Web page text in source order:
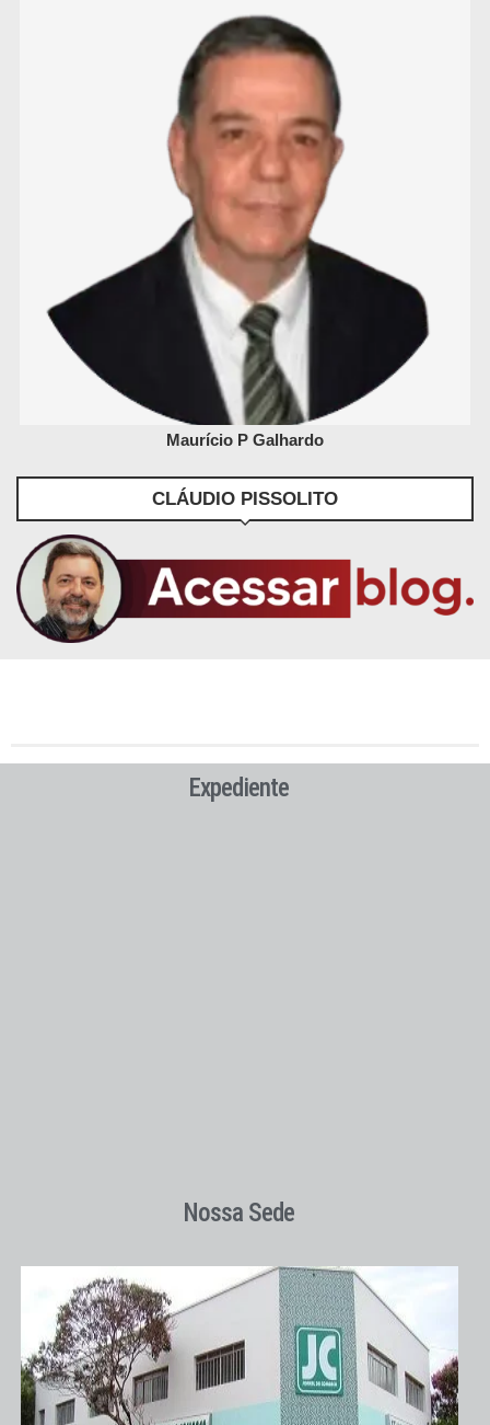
Maurício P Galhardo
CLÁUDIO PISSOLITO
Expediente
Nossa Sede